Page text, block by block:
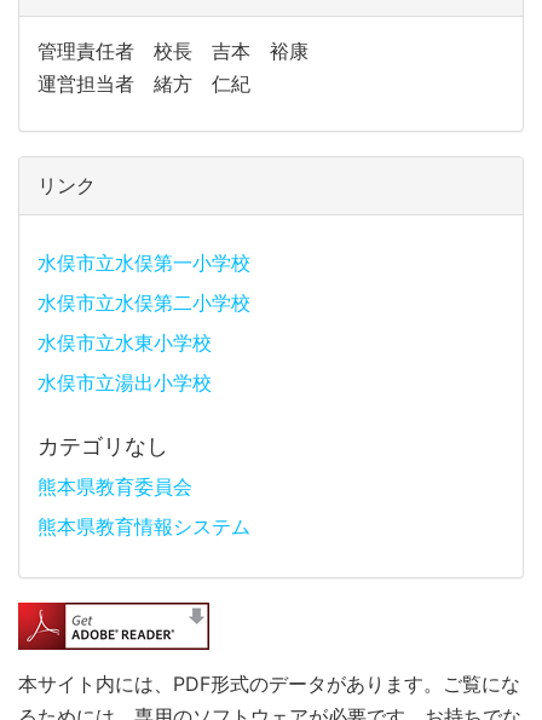
管理責任者 校長 吉本 裕康
運営担当者 緒方 仁紀
リンク
水俣市立水俣第一小学校
水俣市立水俣第二小学校
水俣市立水東小学校
水俣市立湯出小学校
カテゴリなし
熊本県教育委員会
熊本県教育情報システム
本サイト内には、PDF形式のデータがあります。ご覧にな